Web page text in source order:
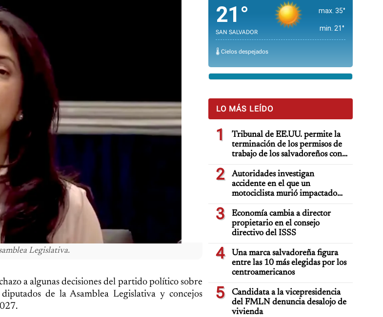
Legislativa.
a algunas decisiones del partido político sobre
de la Asamblea Legislativa y concejos
21°
SAN SALVADOR
max. 35°
min. 21°
🌡️ Cielos despejados
LO MÁS LEÍDO
1
Tribunal de EE.UU. permite la
terminación de los permisos de
trabajo de los salvadoreños con
TPS
2
Autoridades investigan
accidente en el que un
motociclista murió impactado
por auto deportivo de lujo
3
Economía cambia a director
propietario en el consejo
directivo del ISSS
4
Una marca salvadoreña figura
entre las 10 más elegidas por los
centroamericanos
5
Candidata a la vicepresidencia
del FMLN denuncia desalojo de
vivienda